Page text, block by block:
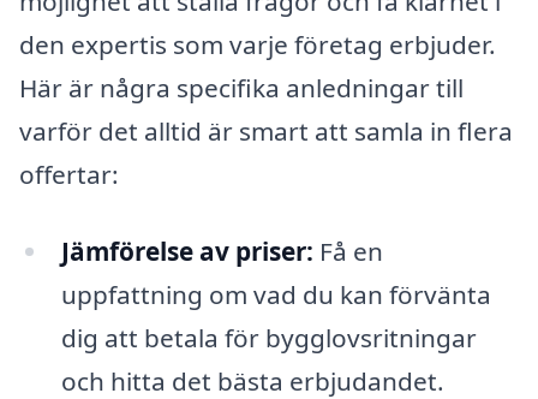
den expertis som varje företag erbjuder.
Här är några specifika anledningar till
varför det alltid är smart att samla in flera
offertar:
Jämförelse av priser: Få en
uppfattning om vad du kan förvänta
dig att betala för bygglovsritningar
och hitta det bästa erbjudandet.